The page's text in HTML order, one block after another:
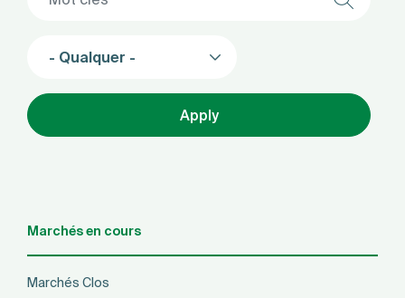
- Qualquer -
Apply
Marchés en cours
Marchés Clos